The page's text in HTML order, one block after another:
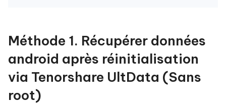
Méthode 1. Récupérer données
android après réinitialisation
via Tenorshare UltData (Sans
root)